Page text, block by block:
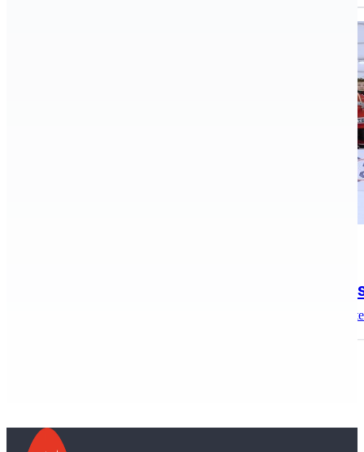
Magyar bajnok a KESI Sólymok U16-
A KESI Sólymok U16-os csapata nyerte meg a